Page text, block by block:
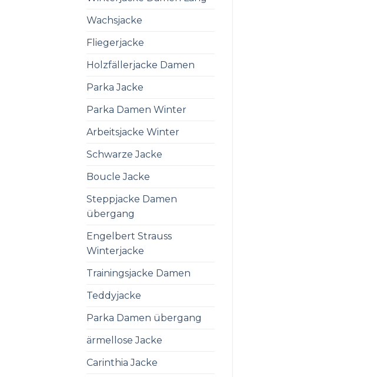
Wachsjacke
Fliegerjacke
Holzfällerjacke Damen
Parka Jacke
Parka Damen Winter
Arbeitsjacke Winter
Schwarze Jacke
Boucle Jacke
Steppjacke Damen
übergang
Engelbert Strauss
Winterjacke
Trainingsjacke Damen
Teddyjacke
Parka Damen übergang
ärmellose Jacke
Carinthia Jacke